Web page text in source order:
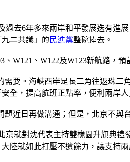
去6年多來兩岸和平發展迭有進
二共識」的 民進黨整碗捧去。
W121、W122及W123新航路，預
要。海峽西岸是長三角往返珠
全，提高航班正點率，便利兩岸人
近日再做溝通；但是，北京不與
就對沈代表主持雙橡園升旗典
陸就如此打壓不遺餘力，讓支持